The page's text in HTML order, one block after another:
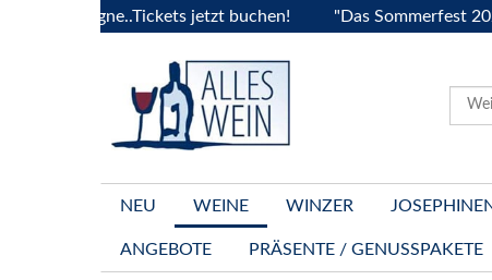
Bourgogne..Tickets jetzt buchen! "Das Sommerfest
NEU WEINE WINZER
ANGEBOTE PRÄSENTE / GENUSSPAKETE